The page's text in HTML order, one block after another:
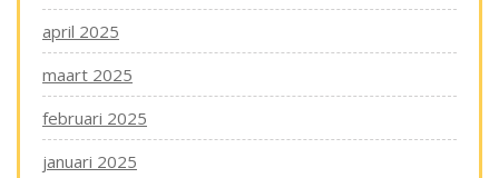
april 2025
maart 2025
februari 2025
januari 2025